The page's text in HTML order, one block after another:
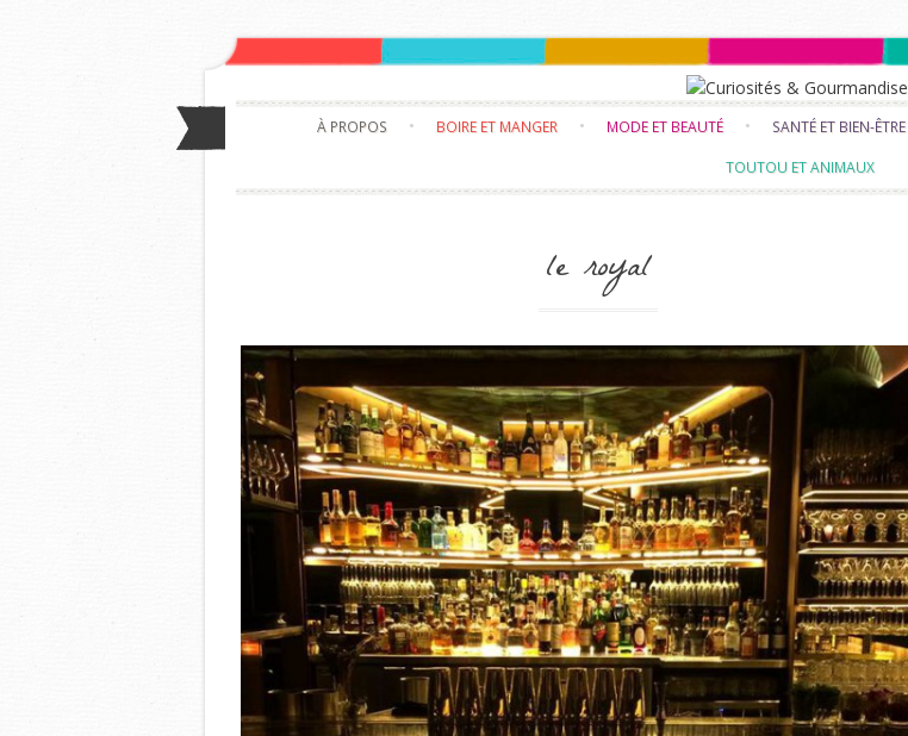
Skip to content
À PROPOS BOIRE ET MANGER MODE ET BEAUTÉ SANTÉ ET BIEN-ÊTRE
TOUTOU ET ANIMAUX
le royal